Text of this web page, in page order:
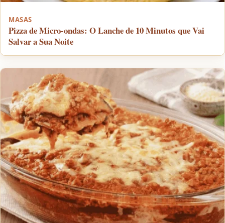
MASAS
Pizza de Micro-ondas: O Lanche de 10 Minutos que Vai
Salvar a Sua Noite